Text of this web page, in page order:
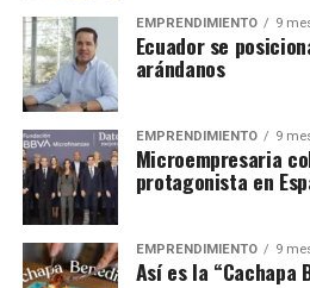
EMPRENDIMIENTO 9
Ecuador se
arándanos
EMPRENDIMIENTO 9
Microempresaria
protagonista en
EMPRENDIMIENTO 9
Así es la “Cachapa